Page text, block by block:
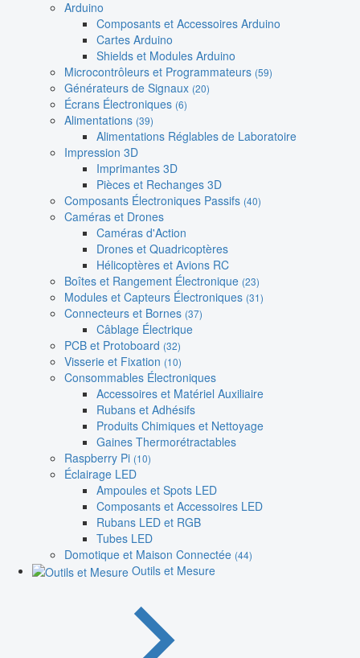
Arduino
Composants et Accessoires Arduino
Cartes Arduino
Shields et Modules Arduino
Microcontrôleurs et Programmateurs (59)
Générateurs de Signaux (20)
Écrans Électroniques (6)
Alimentations (39)
Alimentations Réglables de Laboratoire
Impression 3D
Imprimantes 3D
Pièces et Rechanges 3D
Composants Électroniques Passifs (40)
Caméras et Drones
Caméras d'Action
Drones et Quadricoptères
Hélicoptères et Avions RC
Boîtes et Rangement Électronique (23)
Modules et Capteurs Électroniques (31)
Connecteurs et Bornes (37)
Câblage Électrique
PCB et Protoboard (32)
Visserie et Fixation (10)
Consommables Électroniques
Accessoires et Matériel Auxiliaire
Rubans et Adhésifs
Produits Chimiques et Nettoyage
Gaines Thermorétractables
Raspberry Pi (10)
Éclairage LED
Ampoules et Spots LED
Composants et Accessoires LED
Rubans LED et RGB
Tubes LED
Domotique et Maison Connectée (44)
Outils et Mesure